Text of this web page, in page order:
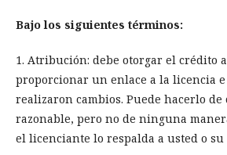
Bajo los siguientes términos:
1. Atribución: debe otorgar el crédito
proporcionar un enlace a la licencia
realizaron cambios. Puede hacerlo
razonable, pero no de ninguna
el licenciante lo respalda a usted o su